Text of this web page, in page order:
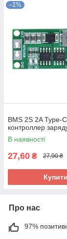
–1%
BMS 2S 2A Type-
контроллер
В наявності
27,60 ₴ 27,90 ₴
Купити
Про нас
97%